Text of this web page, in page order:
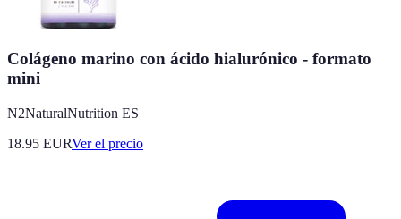
Colágeno marino con ácido hialurónico - formato
mini
N2NaturalNutrition ES
18.95 EURVer el precio